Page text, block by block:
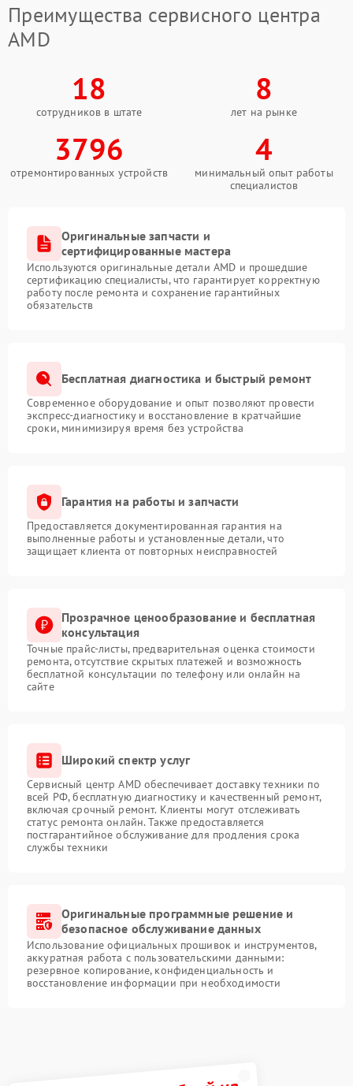
Преимущества сервисного центра
AMD
18
сотрудников в штате
8
лет на рынке
3796
отремонтированных устройств
4
минимальный опыт работы
специалистов
Оригинальные запчасти и
сертифицированные мастера
Используются оригинальные детали AMD и прошедшие
сертификацию специалисты, что гарантирует корректную
работу после ремонта и сохранение гарантийных
обязательств
Бесплатная диагностика и быстрый ремонт
Современное оборудование и опыт позволяют провести
экспресс-диагностику и восстановление в кратчайшие
сроки, минимизируя время без устройства
Гарантия на работы и запчасти
Предоставляется документированная гарантия на
выполненные работы и установленные детали, что
защищает клиента от повторных неисправностей
Прозрачное ценообразование и бесплатная
консультация
Точные прайс-листы, предварительная оценка стоимости
ремонта, отсутствие скрытых платежей и возможность
бесплатной консультации по телефону или онлайн на
сайте
Широкий спектр услуг
Сервисный центр AMD обеспечивает доставку техники по
всей РФ, бесплатную диагностику и качественный ремонт,
включая срочный ремонт. Клиенты могут отслеживать
статус ремонта онлайн. Также предоставляется
постгарантийное обслуживание для продления срока
службы техники
Оригинальные программные решение и
безопасное обслуживание данных
Использование официальных прошивок и инструментов,
аккуратная работа с пользовательскими данными:
резервное копирование, конфиденциальность и
восстановление информации при необходимости